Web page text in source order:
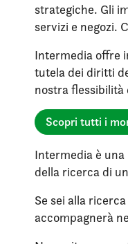
strategiche. Gli
servizi e negozi.
Intermedia offre
tutela dei diritti
nostra flessibilità
Scopri tutti i
Intermedia è
della ricerca di
Se sei alla
accompagnerà